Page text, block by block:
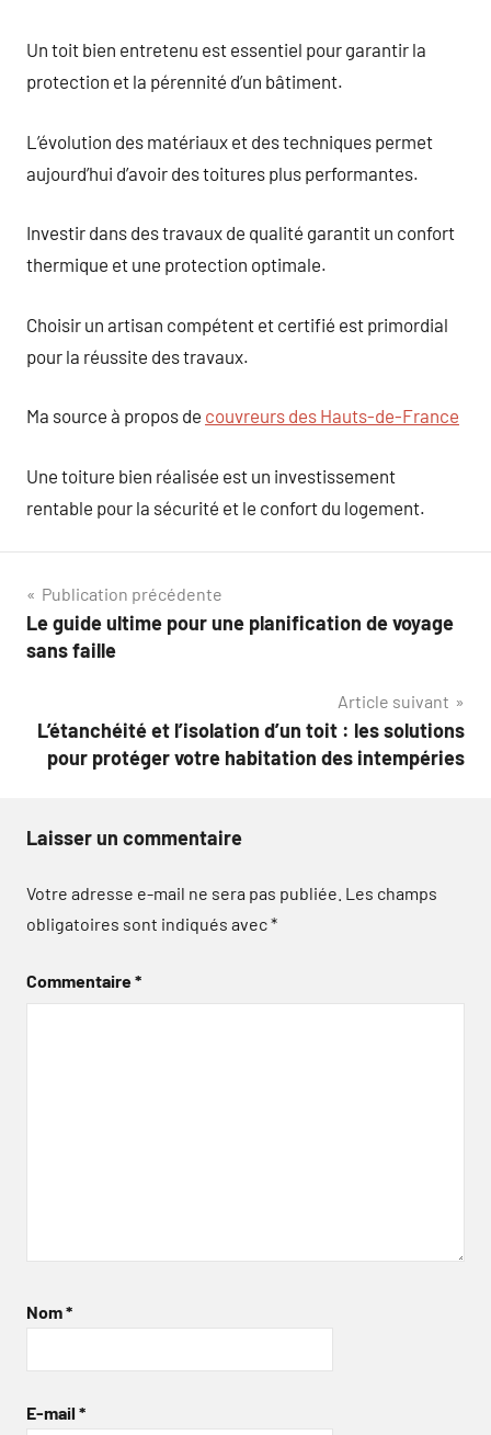
Un toit bien entretenu est essentiel pour garantir la
protection et la pérennité d’un bâtiment.
L’évolution des matériaux et des techniques permet
aujourd’hui d’avoir des toitures plus performantes.
Investir dans des travaux de qualité garantit un confort
thermique et une protection optimale.
Choisir un artisan compétent et certifié est primordial
pour la réussite des travaux.
Ma source à propos de couvreurs des Hauts-de-France
Une toiture bien réalisée est un investissement
rentable pour la sécurité et le confort du logement.
Navigation
de
Publication précédente
Le guide ultime pour une planification de voyage
sans faille
Article suivant
L’étanchéité et l’isolation d’un toit : les solutions
pour protéger votre habitation des intempéries
Laisser un commentaire
Votre adresse e-mail ne sera pas publiée. Les champs
obligatoires sont indiqués avec*
Commentaire*
Nom*
E-mail *